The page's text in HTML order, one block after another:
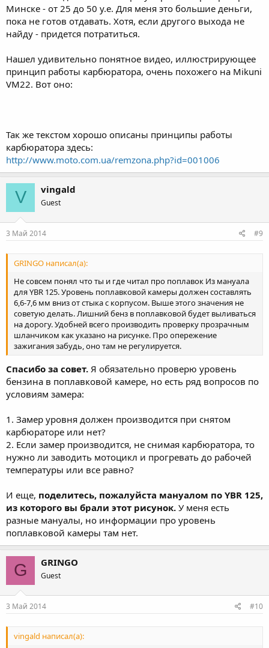
Минске - от 25 до 50 у.е. Для меня это большие деньги,
пока не готов отдавать. Хотя, если другого выхода не
найду - придется потратиться.
Нашел удивительно понятное видео, иллюстрирующее
принцип работы карбюратора, очень похожего на Mikuni
VM22. Вот оно:
Так же текстом хорошо описаны принципы работы
карбюратора здесь:
http://www.moto.com.ua/remzona.php?id=001006
V vingald
Guest
3 Май 2014 #9
GRINGO написал(а):
Не совсем понял что ты и где читал про поплавок Из мануала
для YBR 125. Уровень поплавковой камеры должен составлять
6,6-7,6 мм вниз от стыка с корпусом. Выше этого значения не
советую делать. Лишний бенз в поплавковой будет выливаться
на дорогу. Удобней всего производить проверку прозрачным
шланчиком как указано на рисунке. Про опережение
зажигания забудь, оно там не регулируется.
Спасибо за совет. Я обязательно проверю уровень
бензина в поплавковой камере, но есть ряд вопросов по
условиям замера:
1. Замер уровня должен производится при снятом
карбюраторе или нет?
2. Если замер производится, не снимая карбюратора, то
нужно ли заводить мотоцикл и прогревать до рабочей
температуры или все равно?
И еще, поделитесь, пожалуйста мануалом по YBR 125,
из которого вы брали этот рисунок. У меня есть
разные мануалы, но информации про уровень
поплавковой камеры там нет.
G GRINGO
Guest
3 Май 2014 #10
vingald написал(а):